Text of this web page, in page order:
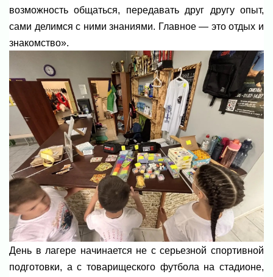
возможность общаться, передавать друг другу опыт,
сами делимся с ними знаниями. Главное — это отдых и
знакомство».
День в лагере начинается не с серьезной спортивной
подготовки, а с товарищеского футбола на стадионе,